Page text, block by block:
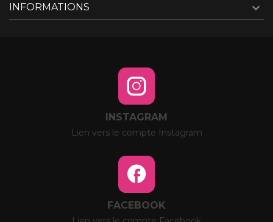
INFORMATIONS 
INSTAGRAM
Lien vers le compte Instagram
FACEBOOK